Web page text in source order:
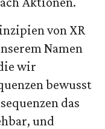
von XR
Namen
wir
bewusst
das
und